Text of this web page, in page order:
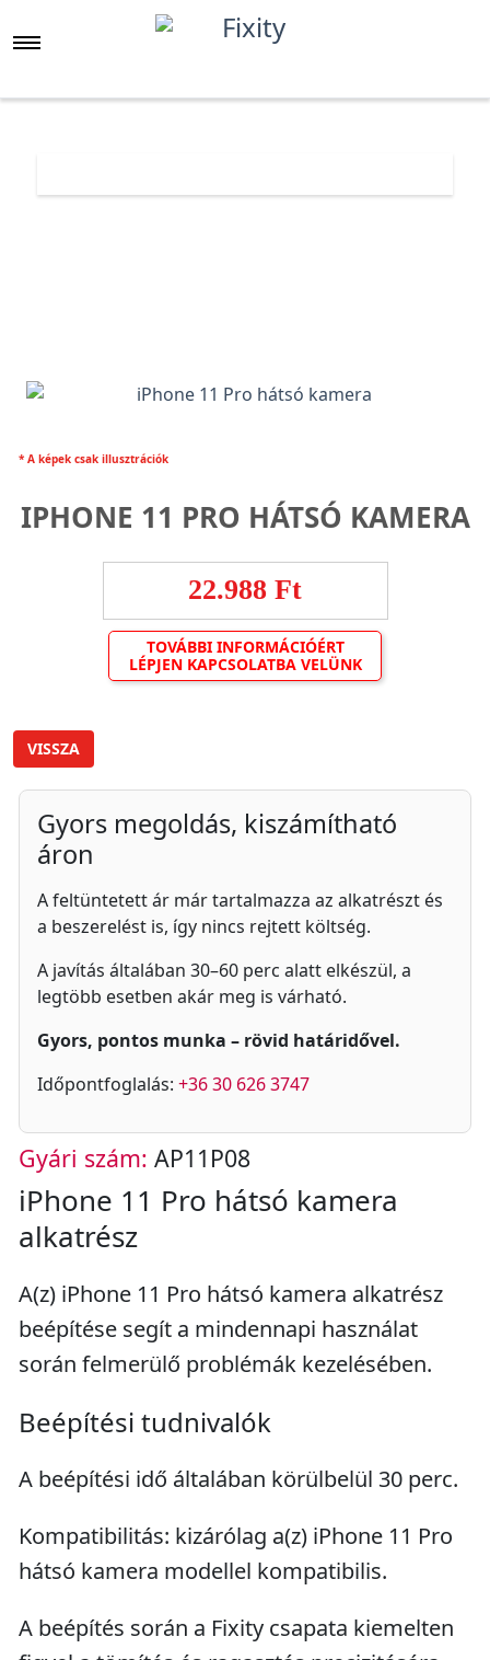
* A képek csak illusztrációk
IPHONE 11 PRO HÁTSÓ KAMERA
22.988 Ft
TOVÁBBI INFORMÁCIÓÉRT
LÉPJEN KAPCSOLATBA VELÜNK
VISSZA
Gyors megoldás, kiszámítható
áron
A feltüntetett ár már tartalmazza az alkatrészt és
a beszerelést is, így nincs rejtett költség.
A javítás általában 30–60 perc alatt elkészül, a
legtöbb esetben akár meg is várható.
Gyors, pontos munka – rövid határidővel.
Időpontfoglalás: +36 30 626 3747
Gyári szám: AP11P08
iPhone 11 Pro hátsó kamera
alkatrész
A(z) iPhone 11 Pro hátsó kamera alkatrész
beépítése segít a mindennapi használat
során felmerülő problémák kezelésében.
Beépítési tudnivalók
A beépítési idő általában körülbelül 30 perc.
Kompatibilitás: kizárólag a(z) iPhone 11 Pro
hátsó kamera modellel kompatibilis.
A beépítés során a Fixity csapata kiemelten